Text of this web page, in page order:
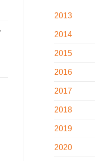
2013
2014
2015
2016
2017
2018
2019
2020